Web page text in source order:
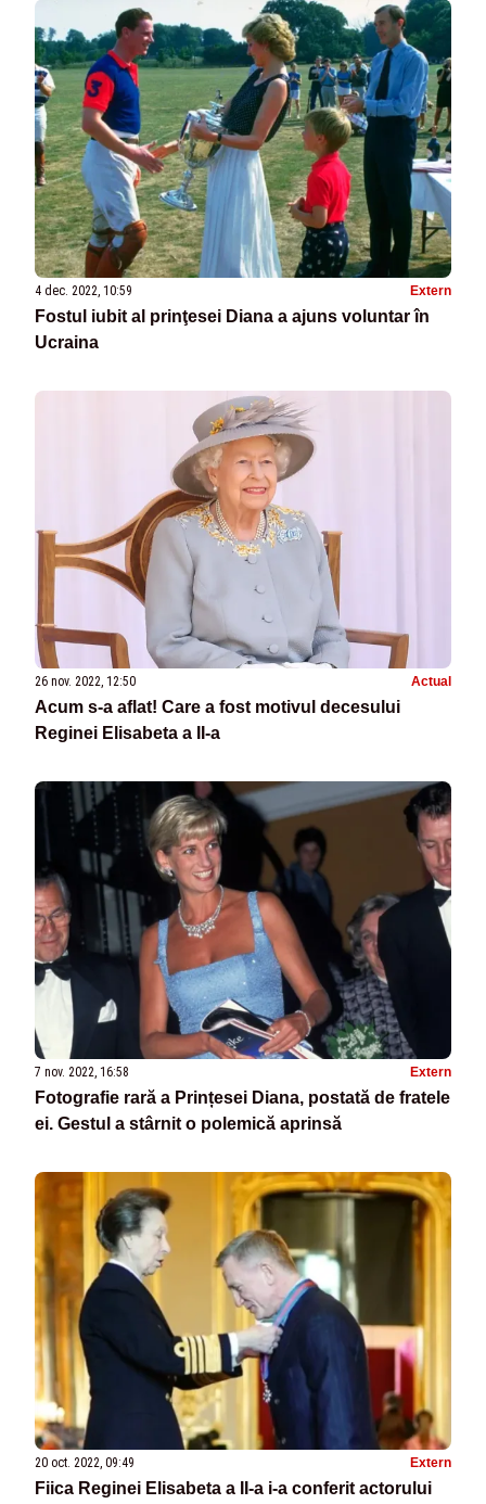
4 dec. 2022, 10:59 Extern
Fostul iubit al prinţesei Diana a ajuns voluntar în
Ucraina
26 nov. 2022, 12:50 Actual
Acum s-a aflat! Care a fost motivul decesului
Reginei Elisabeta a II-a
7 nov. 2022, 16:58 Extern
Fotografie rară a Prințesei Diana, postată de fratele
ei. Gestul a stârnit o polemică aprinsă
20 oct. 2022, 09:49 Extern
Fiica Reginei Elisabeta a II-a i-a conferit actorului